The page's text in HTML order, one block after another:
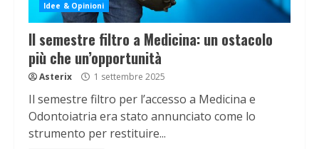
Idee & Opinioni
Il semestre filtro a Medicina: un ostacolo
più che un’opportunità
Asterix 1 settembre 2025
Il semestre filtro per l’accesso a Medicina e
Odontoiatria era stato annunciato come lo
strumento per restituire...